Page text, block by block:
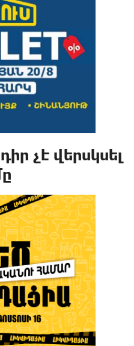
չէ վերսկսել